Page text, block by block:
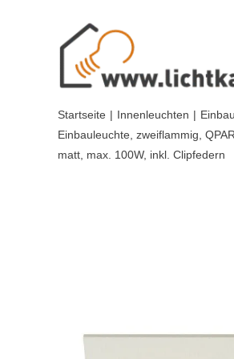
Startseite | Innenleuchten |
Einbauleuchte, zweiflammig,
matt, max. 100W, inkl. Clipfedern